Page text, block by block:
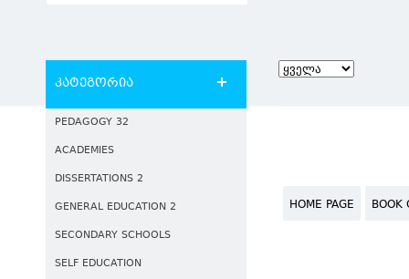
კატეგორია
PEDAGOGY 32
ACADEMIES
DISSERTATIONS 2
GENERAL EDUCATION 2
SECONDARY SCHOOLS
SELF EDUCATION
HOME PAGE BOOK